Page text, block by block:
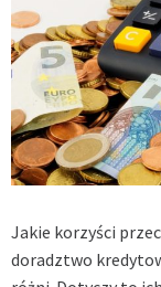
Jakie korzyści
doradztwo